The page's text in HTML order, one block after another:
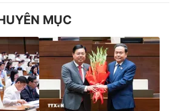
MỤC